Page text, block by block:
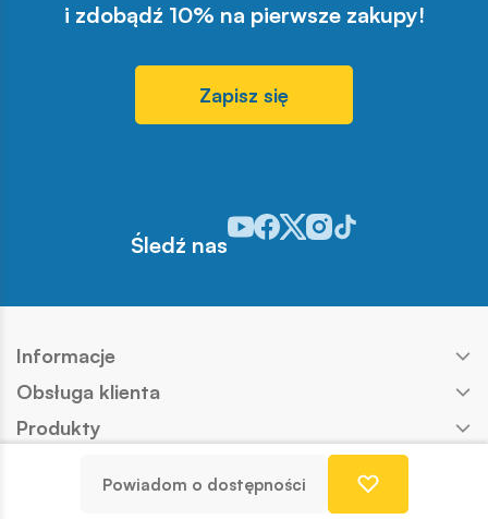
Powiadom o dostępności
i zdobądź 10% na pierwsze zakupy!
Zapisz się
Śledź nas
Odwiedź nasz profil w serwisie
Odwiedź nasz profil w serwisie
Odwiedź nasz profil w
Odwiedź nasz profil w
Odwiedź nasz profil
Informacje
Obsługa klienta
Produkty